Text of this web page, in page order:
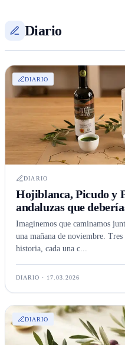
Diario
DIARIO
DIARIO
Hojiblanca, Picudo y
andaluzas que
Imaginemos que caminamos
una mañana de noviembre.
historia, cada una c...
DIARIO · 17.03.2026
DIARIO